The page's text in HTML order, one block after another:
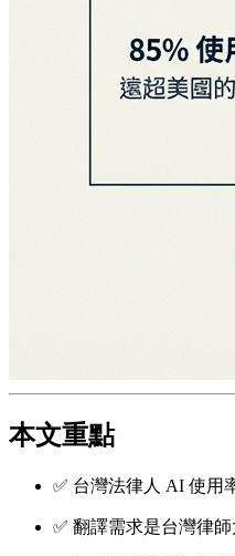
本文重點
✅ 台灣法律人 AI 使用
✅ 翻譯需求是台灣律